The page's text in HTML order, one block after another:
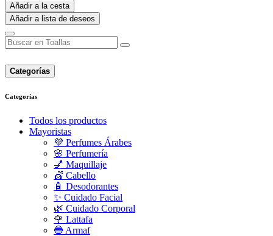
Añadir a la cesta
Añadir a lista de deseos
Categorías
Categorías
Todos los productos
Mayoristas
💜 Perfumes Árabes
🌸 Perfumería
💅 Maquillaje
💇 Cabello
🧴 Desodorantes
✨ Cuidado Facial
🌿 Cuidado Corporal
🌹 Lattafa
🔵 Armaf